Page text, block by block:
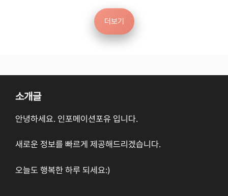
더보기
소개글
안녕하세요. 인포메이션포유 입니다.
새로운 정보를 빠르게 제공해드리겠습니다.
오늘도 행복한 하루 되세요:)